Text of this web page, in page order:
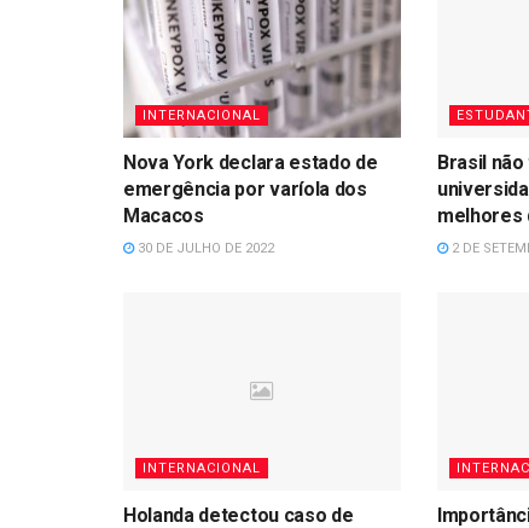
INTERNACIONAL
Nova York declara estado de
emergência por varíola dos
Macacos
30 DE JULHO DE 2022
Brasil
melhores
2 DE
INTERNACIONAL
Holanda detectou caso de